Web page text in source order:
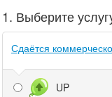
1. Выберите
Сдаётся
UP